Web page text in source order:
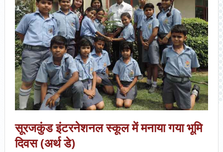
सूरजकुंड इंटरनेशनल स्कूल में मनाया गया भूमि
दिवस (अर्थ डे)